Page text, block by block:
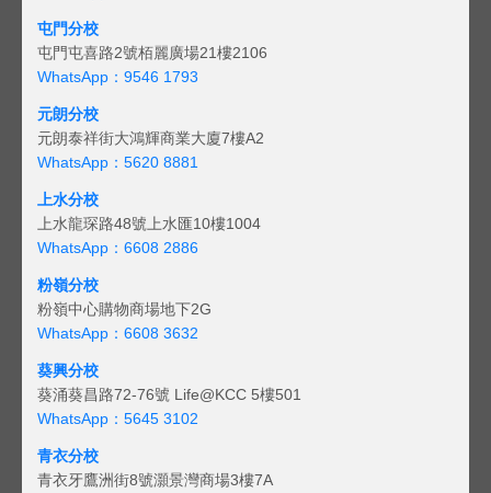
屯門分校
屯門屯喜路2號栢麗廣場21樓2106
WhatsApp：9546 1793
元朗分校
元朗泰祥街大鴻輝商業大廈7樓A2
WhatsApp：5620 8881
上水分校
上水龍琛路48號上水匯10樓1004
WhatsApp：6608 2886
粉嶺分校
粉嶺中心購物商場地下2G
WhatsApp：6608 3632
葵興分校
葵涌葵昌路72-76號 Life@KCC 5樓501
WhatsApp：5645 3102
青衣分校
青衣牙鷹洲街8號灝景灣商場3樓7A